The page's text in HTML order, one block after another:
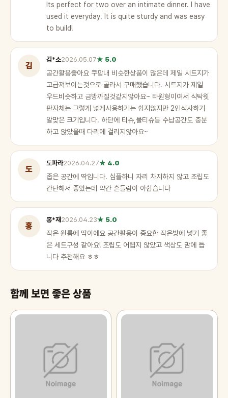
Its perfect for two over an intimate dinner. I have
used it everyday. It is quite sturdy and was easy
to build!
김
김*소2026.05.07★ 5.0
공간활용좋아요 쿠팡내 비슷한상품이 많은데 제일 시트지가
고급져보이는것으로 골라서 구매했습니다. 시트지가 제일
우드비슷하고 금방까질것같지않아요~ 타원형이여서 식탁윗
판자체는 그렇게 넓게사용하기는 쉽지않지만 2인식사하기
알맞은 크기입니다. 하단에 티슈,물티슈등 수납공간도 충분
하고 앉았을때 다리에 걸리지않아요~
도
도파라2026.04.27★ 4.0
좁은 공간에 딱입니다. 심플하니 자리 차지하지 않고 조립도
간단해서 좋았는데 약간 흔들림이 아쉽습니다
홍
홍*재 2026.04.23★ 5.0
작은 원룸에 딱이에요 공간활용이 중요한 작은방에 넣기 좋
은 세트구성 같아요! 조립도 어렵지 않았고 색상도 맘에 듭
니다 추천해요 ㅎㅎ
함께 보면 좋은 상품